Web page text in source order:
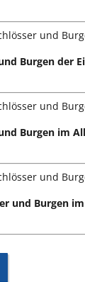
Burgen der
Burgen im
und Burgen